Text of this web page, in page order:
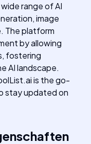
range of AI
image
The platform
by allowing
fostering
AI landscape.
is the go-
stay updated on